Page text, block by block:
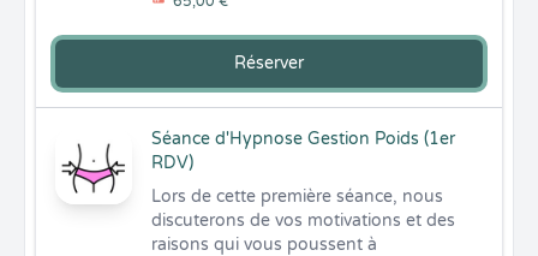
Réserver
Séance d'Hypnose Gestion Poids (1er
RDV)
Lors de cette première séance, nous
discuterons de vos motivations et des
raisons qui vous poussent à